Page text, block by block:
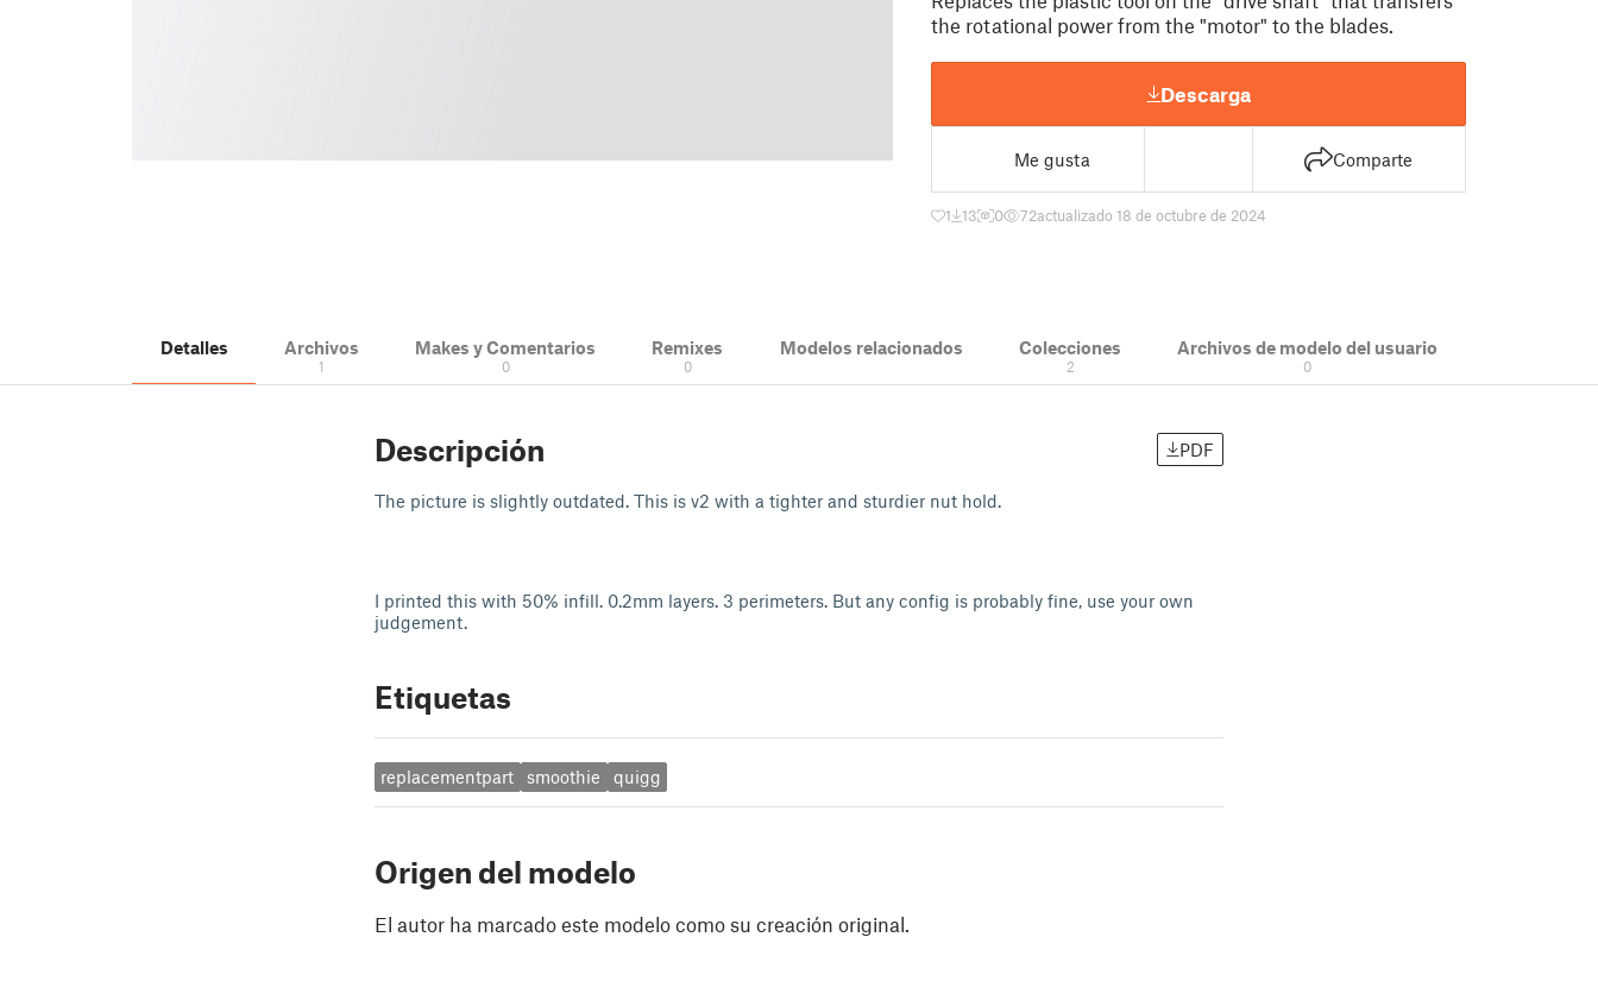
the rotational power from the "motor" to the blades.
Descarga
Me gusta Comparte
1 13 0 72actualizado 18 de octubre de 2024
Detalles Archivos
1
Makes y Comentarios
0
Remixes
0
Modelos relacionados Colecciones
2
Archivos de modelo del usuario
0
Descripción PDF
The picture is slightly outdated. This is v2 with a tighter and sturdier nut hold.
I printed this with 50% infill. 0.2mm layers. 3 perimeters. But any config is probably fine, use your own
judgement.
Etiquetas
replacementpart smoothie quigg
Origen del modelo
El autor ha marcado este modelo como su creación original.